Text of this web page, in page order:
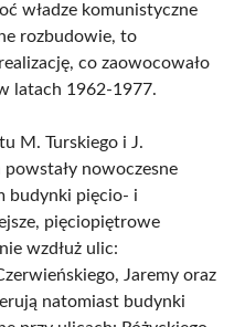
władze komunistyczne
rozbudowie, to
co zaowocowało
latach 1962-1977.
M. Turskiego i J.
nowoczesne
budynki pięcio- i
pięciopiętrowe
wzdłuż ulic:
Jaremy oraz
natomiast budynki